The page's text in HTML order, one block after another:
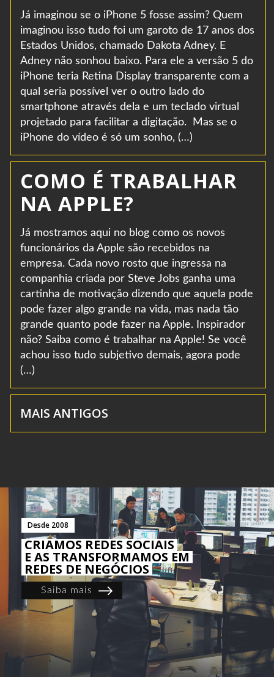
Já imaginou se o iPhone 5 fosse assim? Quem
imaginou isso tudo foi um garoto de 17 anos dos
Estados Unidos, chamado Dakota Adney. E
Adney não sonhou baixo. Para ele a versão 5 do
iPhone teria Retina Display transparente com a
qual seria possível ver o outro lado do
smartphone através dela e um teclado virtual
projetado para facilitar a digitação. Mas se o
iPhone do vídeo é só um sonho, (…)
COMO É TRABALHAR
NA APPLE?
Já mostramos aqui no blog como os novos
funcionários da Apple são recebidos na
empresa. Cada novo rosto que ingressa na
companhia criada por Steve Jobs ganha uma
cartinha de motivação dizendo que aquela pode
pode fazer algo grande na vida, mas nada tão
grande quanto pode fazer na Apple. Inspirador
não? Saiba como é trabalhar na Apple! Se você
achou isso tudo subjetivo demais, agora pode
(…)
MAIS ANTIGOS
Desde 2008
CRIAMOS REDES SOCIAIS
E AS TRANSFORMAMOS EM
REDES DE NEGÓCIOS
Saiba mais